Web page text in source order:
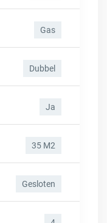
Gas
Dubbel
Ja
35 M2
Gesloten